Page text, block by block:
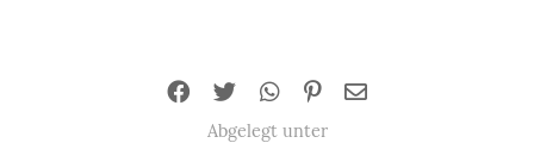
Abgelegt unter